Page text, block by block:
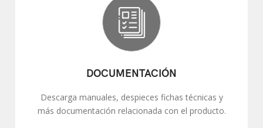
DOCUMENTACIÓN
Descarga manuales, despieces fichas técnicas y
más documentación relacionada con el producto.